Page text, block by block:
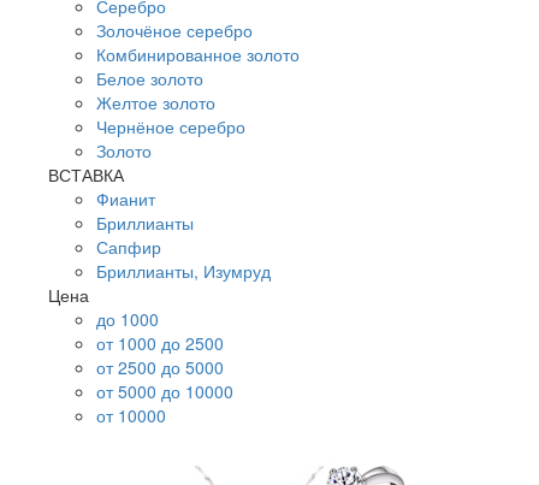
Серебро
Золочёное серебро
Комбинированное золото
Белое золото
Желтое золото
Чернёное серебро
Золото
ВСТАВКА
Фианит
Бриллианты
Сапфир
Бриллианты, Изумруд
Цена
до 1000
от 1000 до 2500
от 2500 до 5000
от 5000 до 10000
от 10000